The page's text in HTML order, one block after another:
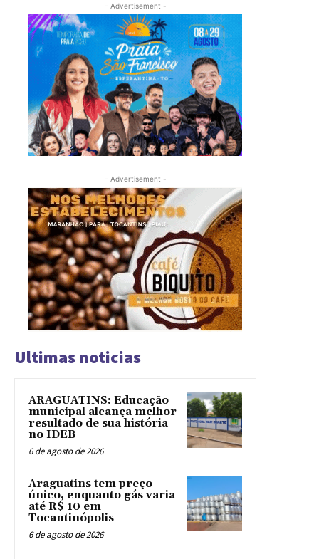
- Advertisement -
- Advertisement -
Ultimas noticias
ARAGUATINS: Educação
municipal alcança melhor
resultado de sua história
no IDEB
6 de agosto de 2026
Araguatins tem preço
único, enquanto gás varia
até R$ 10 em
Tocantinópolis
6 de agosto de 2026